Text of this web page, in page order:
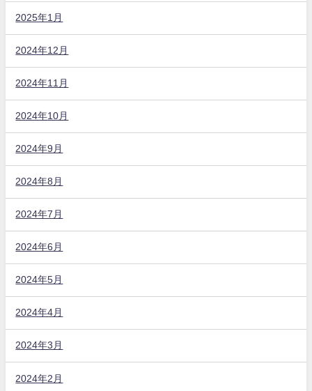
2025年1月
2024年12月
2024年11月
2024年10月
2024年9月
2024年8月
2024年7月
2024年6月
2024年5月
2024年4月
2024年3月
2024年2月